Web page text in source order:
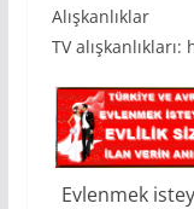
Alışkanlıklar
TV
Evlenmek